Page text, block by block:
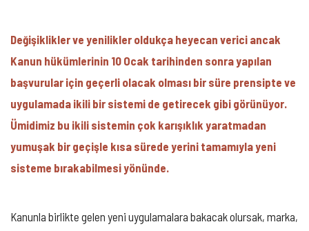
Değişiklikler ve yenilikler oldukça heyecan verici ancak
Kanun hükümlerinin 10 Ocak tarihinden sonra yapılan
başvurular için geçerli olacak olması bir süre prensipte ve
uygulamada ikili bir sistemi de getirecek gibi görünüyor.
Ümidimiz bu ikili sistemin çok karışıklık yaratmadan
yumuşak bir geçişle kısa sürede yerini tamamıyla yeni
sisteme bırakabilmesi yönünde.
Kanunla birlikte gelen yeni uygulamalara bakacak olursak, marka,